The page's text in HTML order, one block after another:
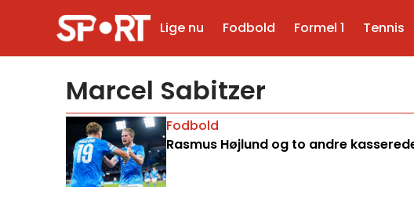
Lige nu Fodbold Formel 1 Tennis
Marcel Sabitzer
Fodbold
Rasmus Højlund og to andre